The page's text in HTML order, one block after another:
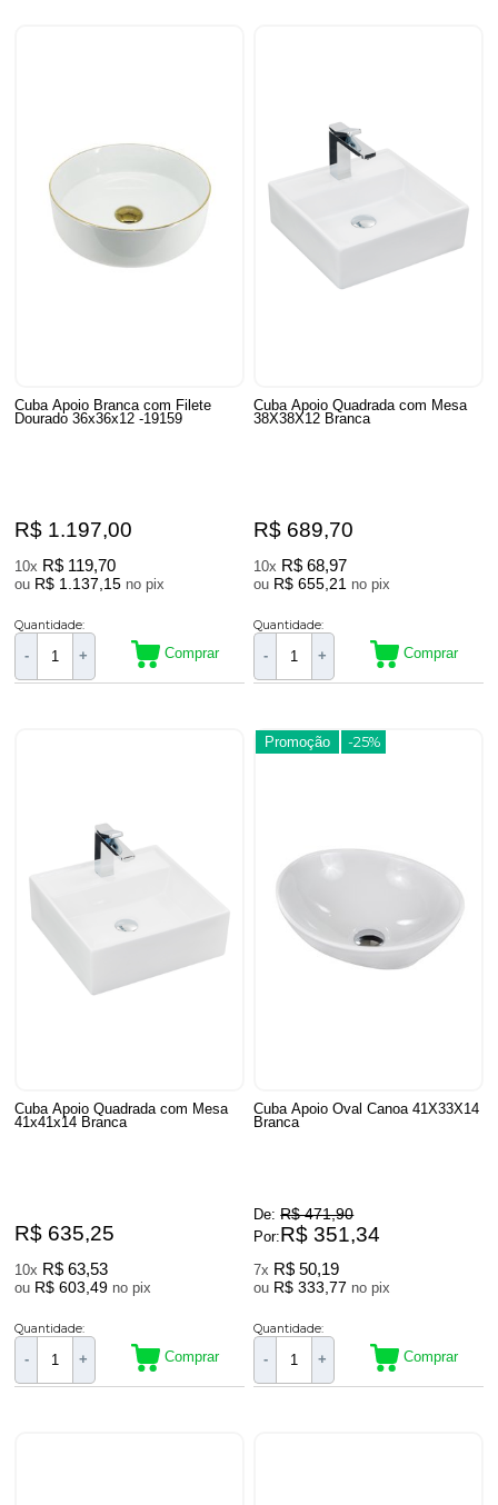
Cuba Apoio Branca com Filete
Dourado 36x36x12 -19159
R$ 1.197,00
10x R$ 119,70
ou R$ 1.137,15 no pix
Quantidade:
- + Comprar
Cuba Apoio Quadrada com Mesa
38X38X12 Branca
R$ 689,70
10x R$ 68,97
ou R$ 655,21 no pix
Quantidade:
- + Comprar
Cuba Apoio Quadrada com Mesa
41x41x14 Branca
R$ 635,25
10x R$ 63,53
ou R$ 603,49 no pix
Quantidade:
- + Comprar
Promoção -25%
Cuba Apoio Oval Canoa 41X33X14
Branca
De: R$ 471,90
Por:R$ 351,34
7x R$ 50,19
ou R$ 333,77 no pix
Quantidade:
- + Comprar